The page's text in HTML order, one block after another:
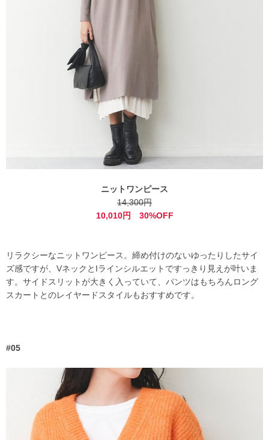
ニットワンピース
14,300円
10,010円 30%OFF
リラクシーなニットワンピース。締め付けのないゆったりしたサイ
ズ感ですが、VネックとIラインシルエットですっきり見えが叶いま
す。サイドスリットが大きく入っていて、パンツはもちろんロング
スカートとのレイヤードスタイルもおすすめです。
#05